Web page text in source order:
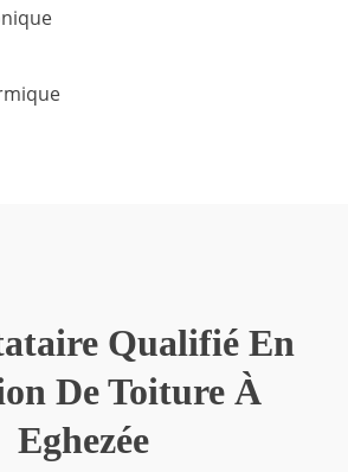
Qualifié En
De Toiture À
Eghezée